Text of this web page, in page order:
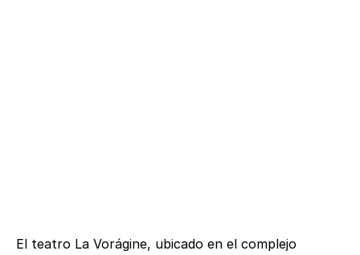
El teatro La Vorágine, ubicado en el complejo